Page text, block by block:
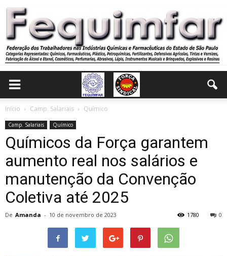
Início Camp. Salariais Químico
Camp. Salariais Químico
Químicos da Força garantem
aumento real nos salários e
manutenção da Convenção
Coletiva até 2025
De Amanda - 10 de novembro de 2023 0
1780